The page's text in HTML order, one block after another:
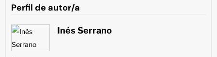
Perfil de autor/a
Inés Serrano